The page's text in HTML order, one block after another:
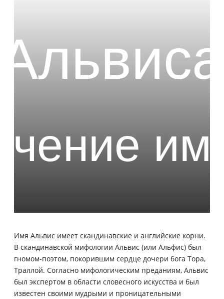
Имя Альвис имеет скандинавские и английские корни.
В скандинавской мифологии Альвис (или Альфис) был
гномом-поэтом, покорившим сердце дочери бога Тора,
Траллой. Согласно мифологическим преданиям, Альвис
был экспертом в области словесного искусства и был
известен своими мудрыми и проницательными